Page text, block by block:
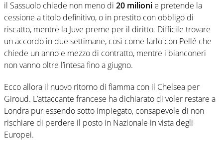
il Sassuolo chiede non meno di 20 milioni e pretende la
cessione a titolo definitivo, o in prestito con obbligo di
riscatto, mentre la Juve preme per il diritto. Difficile trovare
un accordo in due settimane, così come farlo con Pellé che
chiede un anno e mezzo di contratto, mentre i bianconeri
non vanno oltre l’intesa fino a giugno.
Ecco allora il nuovo ritorno di fiamma con il Chelsea per
Giroud. L’attaccante francese ha dichiarato di voler restare a
Londra pur essendo sotto impiegato, consapevole di non
rischiare di perdere il posto in Nazionale in vista degli
Europei.